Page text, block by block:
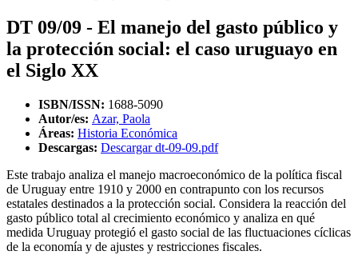
DT 09/09 - El manejo del gasto público y
la protección social: el caso uruguayo en
el Siglo XX
ISBN/ISSN: 1688-5090
Autor/es: Azar, Paola
Áreas: Historia Económica
Descargas: Descargar dt-09-09.pdf
Este trabajo analiza el manejo macroeconómico de la política fiscal
de Uruguay entre 1910 y 2000 en contrapunto con los recursos
estatales destinados a la protección social. Considera la reacción del
gasto público total al crecimiento económico y analiza en qué
medida Uruguay protegió el gasto social de las fluctuaciones cíclicas
de la economía y de ajustes y restricciones fiscales.